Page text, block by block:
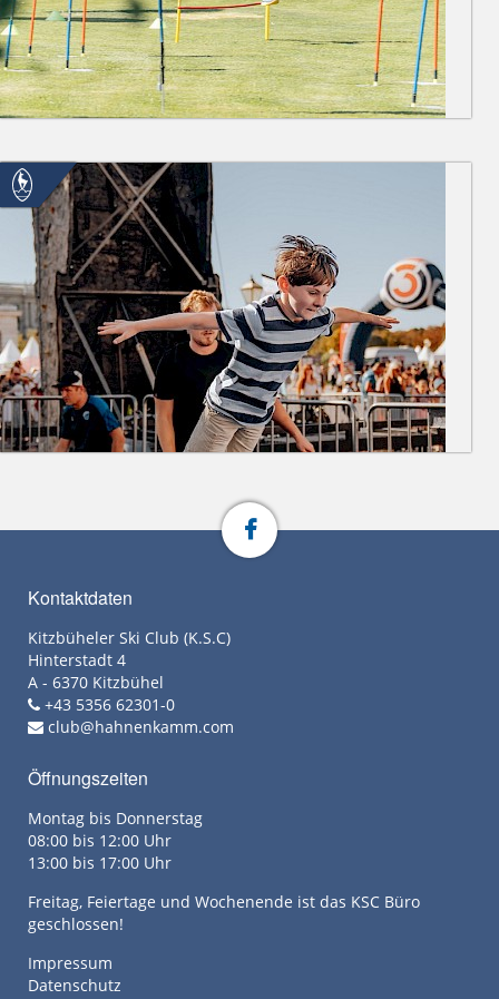
Kontaktdaten
Kitzbüheler Ski Club (K.S.C)
Hinterstadt 4
A - 6370 Kitzbühel
+43 5356 62301-0
club@hahnenkamm.com
Öffnungszeiten
Montag bis Donnerstag
08:00 bis 12:00 Uhr
13:00 bis 17:00 Uhr
Freitag, Feiertage und Wochenende ist das KSC Büro
geschlossen!
Impressum
Datenschutz